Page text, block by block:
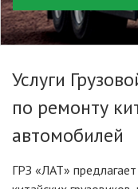
Услуги
по ремонту
автомобилей
ГРЗ «ЛАТ»